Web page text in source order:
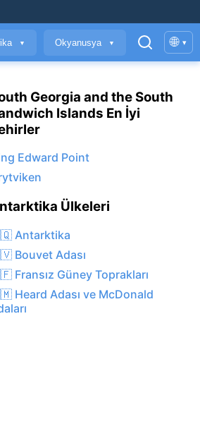
▼ Okyanusya ▼ 🌐 ▾
Georgia and the South
Islands En İyi
Edward Point
Ülkeleri
Antarktika
Bouvet Adası
Fransız Güney Toprakları
Heard Adası ve McDonald